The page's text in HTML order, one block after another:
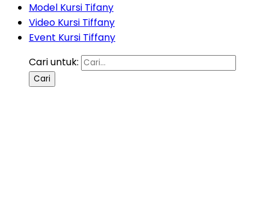
Model Kursi Tifany
Video Kursi Tiffany
Event Kursi Tiffany
Cari untuk: